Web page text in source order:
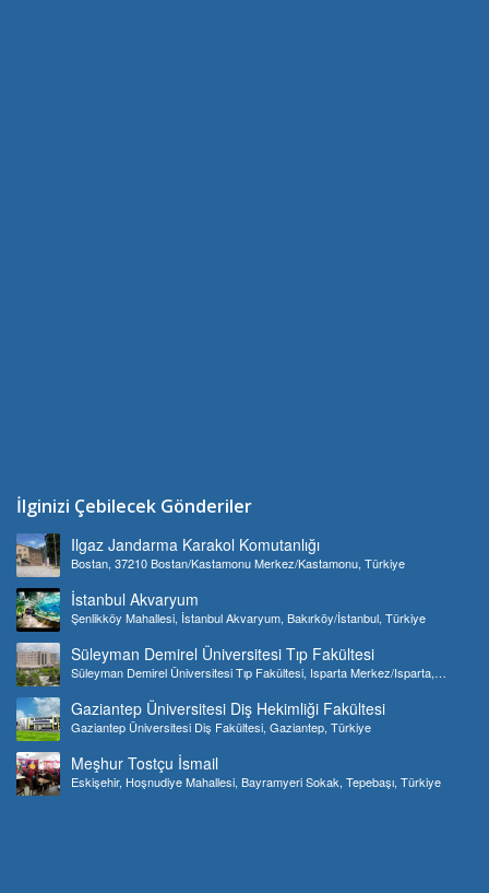
İlginizi Çebilecek Gönderiler
Ilgaz Jandarma Karakol Komutanlığı
Bostan, 37210 Bostan/Kastamonu Merkez/Kastamonu, Türkiye
İstanbul Akvaryum
Şenlikköy Mahallesi, İstanbul Akvaryum, Bakırköy/İstanbul, Türkiye
Süleyman Demirel Üniversitesi Tıp Fakültesi
Süleyman Demirel Üniversitesi Tıp Fakültesi, Isparta Merkez/Isparta,
Gaziantep Üniversitesi Diş Hekimliği Fakültesi
Gaziantep Üniversitesi Diş Fakültesi, Gaziantep, Türkiye
Meşhur Tostçu İsmail
Eskişehir, Hoşnudiye Mahallesi, Bayramyeri Sokak, Tepebaşı, Türkiye